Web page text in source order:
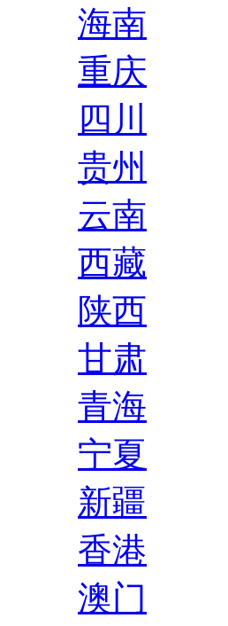
海南
重庆
四川
贵州
云南
西藏
陕西
甘肃
青海
宁夏
新疆
香港
澳门